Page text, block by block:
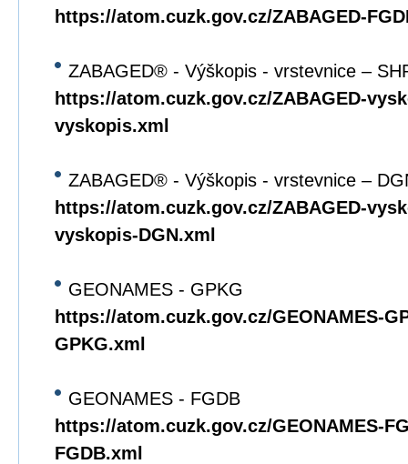
https://atom.cuzk.gov.cz/ZABAGED-
ZABAGED® - Výškopis - vrstevnice –
https://atom.cuzk.gov.cz/ZABAGED-
vyskopis.xml
ZABAGED® - Výškopis - vrstevnice –
https://atom.cuzk.gov.cz/ZABAGED-
vyskopis-DGN.xml
GEONAMES - GPKG
https://atom.cuzk.gov.cz/GEONAMES-
GPKG.xml
GEONAMES - FGDB
https://atom.cuzk.gov.cz/GEONAMES-
FGDB.xml